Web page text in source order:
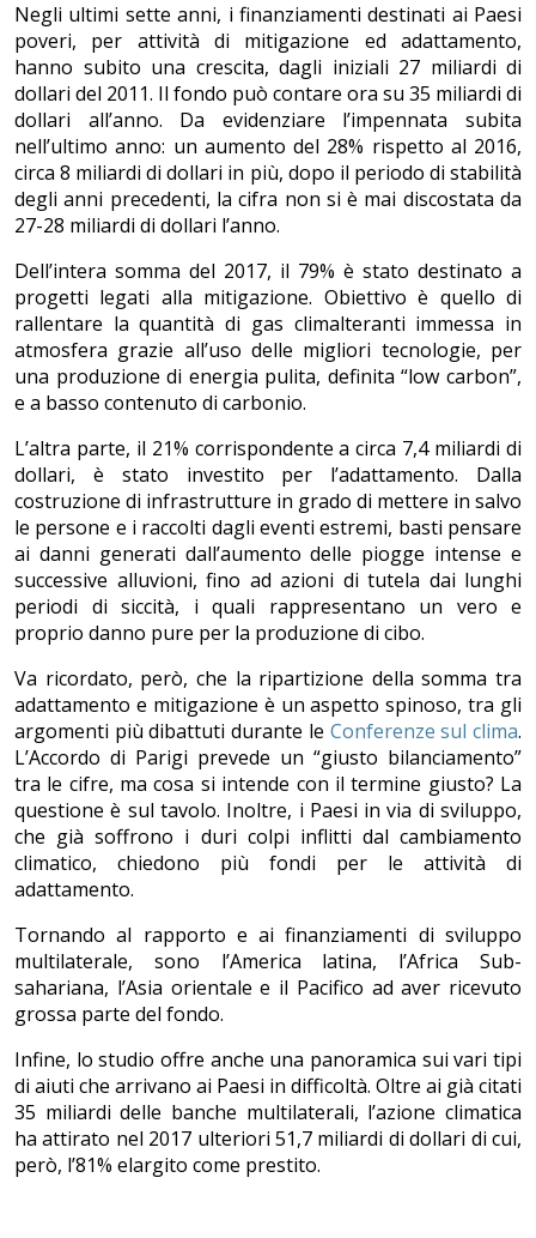
Negli ultimi sette anni, i finanziamenti destinati ai Paesi
poveri, per attività di mitigazione ed adattamento,
hanno subito una crescita, dagli iniziali 27 miliardi di
dollari del 2011. Il fondo può contare ora su 35 miliardi di
dollari all’anno. Da evidenziare l’impennata subita
nell’ultimo anno: un aumento del 28% rispetto al 2016,
circa 8 miliardi di dollari in più, dopo il periodo di stabilità
degli anni precedenti, la cifra non si è mai discostata da
27-28 miliardi di dollari l’anno.
Dell’intera somma del 2017, il 79% è stato destinato a
progetti legati alla mitigazione. Obiettivo è quello di
rallentare la quantità di gas climalteranti immessa in
atmosfera grazie all’uso delle migliori tecnologie, per
una produzione di energia pulita, definita “low carbon”,
e a basso contenuto di carbonio.
L’altra parte, il 21% corrispondente a circa 7,4 miliardi di
dollari, è stato investito per l’adattamento. Dalla
costruzione di infrastrutture in grado di mettere in salvo
le persone e i raccolti dagli eventi estremi, basti pensare
ai danni generati dall’aumento delle piogge intense e
successive alluvioni, fino ad azioni di tutela dai lunghi
periodi di siccità, i quali rappresentano un vero e
proprio danno pure per la produzione di cibo.
Va ricordato, però, che la ripartizione della somma tra
adattamento e mitigazione è un aspetto spinoso, tra gli
argomenti più dibattuti durante le Conferenze sul clima.
L’Accordo di Parigi prevede un “giusto bilanciamento”
tra le cifre, ma cosa si intende con il termine giusto? La
questione è sul tavolo. Inoltre, i Paesi in via di sviluppo,
che già soffrono i duri colpi inflitti dal cambiamento
climatico, chiedono più fondi per le attività di
adattamento.
Tornando al rapporto e ai finanziamenti di sviluppo
multilaterale, sono l’America latina, l’Africa Sub-
sahariana, l’Asia orientale e il Pacifico ad aver ricevuto
grossa parte del fondo.
Infine, lo studio offre anche una panoramica sui vari tipi
di aiuti che arrivano ai Paesi in difficoltà. Oltre ai già citati
35 miliardi delle banche multilaterali, l’azione climatica
ha attirato nel 2017 ulteriori 51,7 miliardi di dollari di cui,
però, l’81% elargito come prestito.